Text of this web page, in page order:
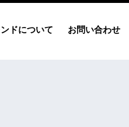
ドについて お問い合わせ